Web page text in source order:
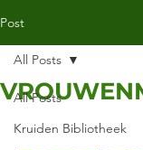
Post
All Posts
Kruiden Bibliotheek
All Posts